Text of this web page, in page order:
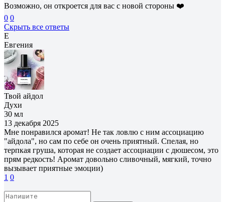
Возможно, он откроется для вас с новой стороны ❤️
0 0
Скрыть все ответы
Е
Евгения
Твой айдол
Духи
30 мл
13 декабря 2025
Мне понравился аромат! Не так ловлю с ним ассоциацию
"айдола", но сам по себе он очень приятный. Спелая, но
терпкая груша, которая не создает ассоциации с дюшесом, это
прям редкость! Аромат довольно сливочный, мягкий, точно
вызывает приятные эмоции)
1 0